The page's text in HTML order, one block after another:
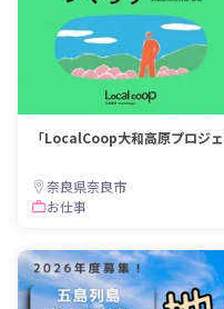
「LocalCoop大和高原プロジ
奈良県奈良市
お仕事